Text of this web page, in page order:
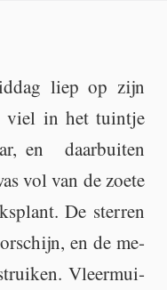
liep op zijn
viel in het tuin­tje
en daar­bui­ten
vol van de zoete
De ster­ren
en de me­
Vleer­mui­